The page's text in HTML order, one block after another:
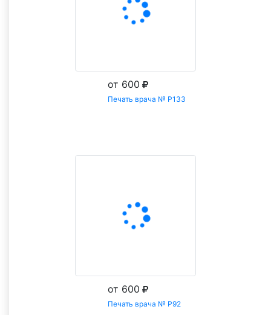
от 600
Печать врача № Р133
от 600
Печать врача № Р92